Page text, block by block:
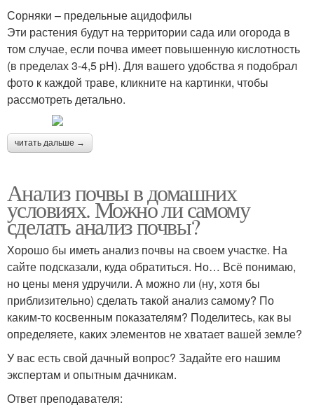
Сорняки – предельные ацидофилы
Эти растения будут на территории сада или огорода в
том случае, если почва имеет повышенную кислотность
(в пределах 3-4,5 pH). Для вашего удобства я подобрал
фото к каждой траве, кликните на картинки, чтобы
рассмотреть детально.
читать дальше →
Анализ почвы в домашних
условиях. Можно ли самому
сделать анализ почвы?
Хорошо бы иметь анализ почвы на своем участке. На
сайте подсказали, куда обратиться. Но… Всё понимаю,
но цены меня удручили. А можно ли (ну, хотя бы
приблизительно) сделать такой анализ самому? По
каким-то косвенным показателям? Поделитесь, как вы
определяете, каких элементов не хватает вашей земле?
У вас есть свой дачный вопрос? Задайте его нашим
экспертам и опытным дачникам.
Ответ преподавателя: